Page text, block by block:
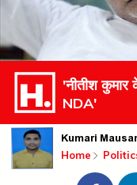
'नीतीश कुमार
NDA'
Kumari
Home